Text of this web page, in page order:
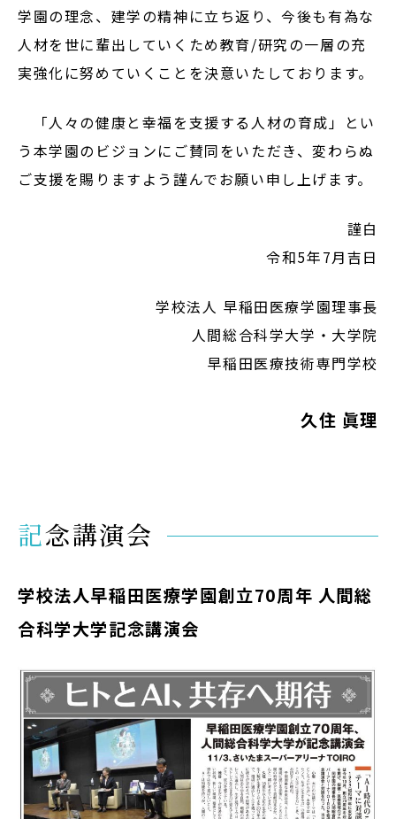
学園の理念、建学の精神に立ち返り、今後も有為な
人材を世に輩出していくため教育/研究の一層の充
実強化に努めていくことを決意いたしております。
「人々の健康と幸福を支援する人材の育成」とい
う本学園のビジョンにご賛同をいただき、変わらぬ
ご支援を賜りますよう謹んでお願い申し上げます。
謹白
令和5年7月吉日
学校法人 早稲田医療学園理事長
人間総合科学大学・大学院
早稲田医療技術専門学校
久住 眞理
記念講演会
学校法人早稲田医療学園創立70周年 人間総
合科学大学記念講演会